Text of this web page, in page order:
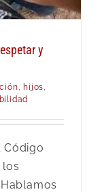
y
hijos
Código